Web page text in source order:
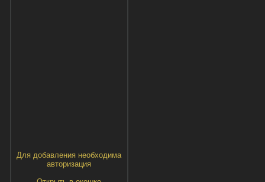
Для добавления необходима
авторизация